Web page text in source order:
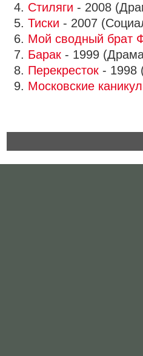
4. Стиляги - 2008
5. Тиски - 2007
6. Мой сводный брат
7. Барак - 1999
8. Перекресток - 1998
9. Московские